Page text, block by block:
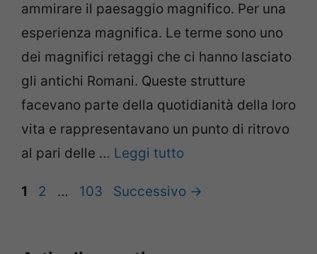
ammirare il paesaggio magnifico. Per una
esperienza magnifica. Le terme sono uno
dei magnifici retaggi che ci hanno lasciato
gli antichi Romani. Queste strutture
facevano parte della quotidianità della loro
vita e rappresentavano un punto di ritrovo
al pari delle … Leggi tutto
Pagina
1 Pagina
2 … Pagina
103 Successivo →